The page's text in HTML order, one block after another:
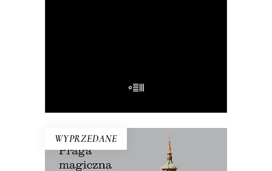
E-BOOK DO KOSZYKA
WYPRZEDANE